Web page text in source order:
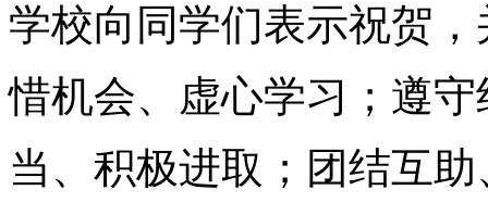
学校向同学们表示祝贺
惜机会、虚心学习；遵
当、积极进取；团结互